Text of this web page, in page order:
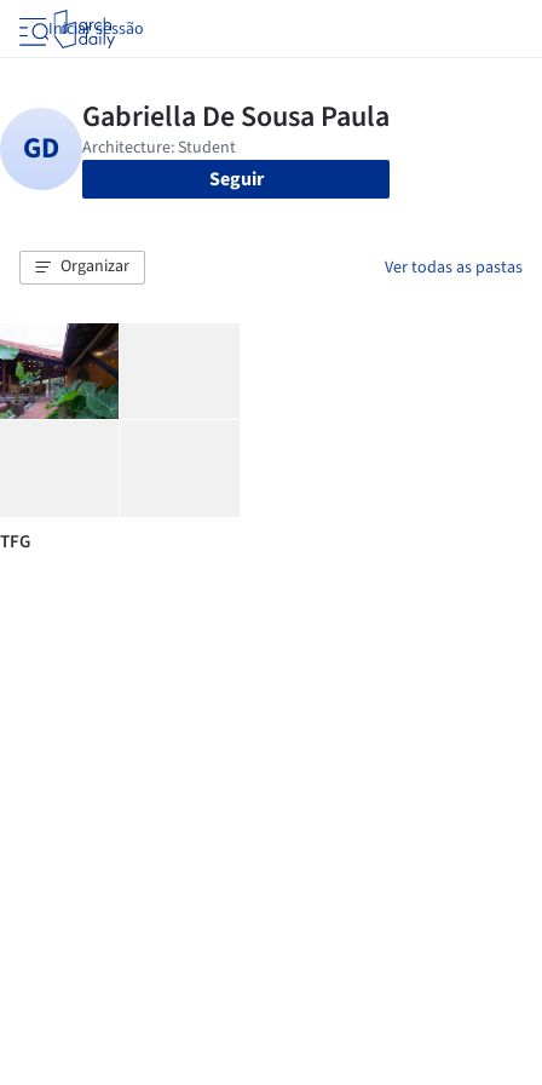
Iniciar sessão
Seguir
Organizar Ver todas as pastas
TFG